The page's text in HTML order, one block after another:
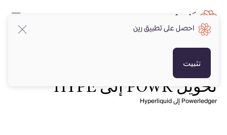
تحويل POWR إلى HYPE
Powerledger إلى Hyperliquid
احصل على تطبيق رين
تثبيت